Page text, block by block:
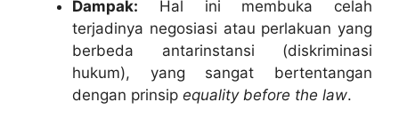
Dampak: Hal ini membuka celah
terjadinya negosiasi atau perlakuan yang
berbeda antarinstansi (diskriminasi
hukum), yang sangat bertentangan
dengan prinsip equality before the law.